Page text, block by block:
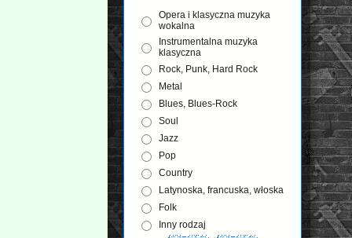
Opera i klasyczna muzyka
wokalna
Instrumentalna muzyka
klasyczna
Rock, Punk, Hard Rock
Metal
Blues, Blues-Rock
Soul
Jazz
Pop
Country
Latynoska, francuska, włoska
Folk
Inny rodzaj